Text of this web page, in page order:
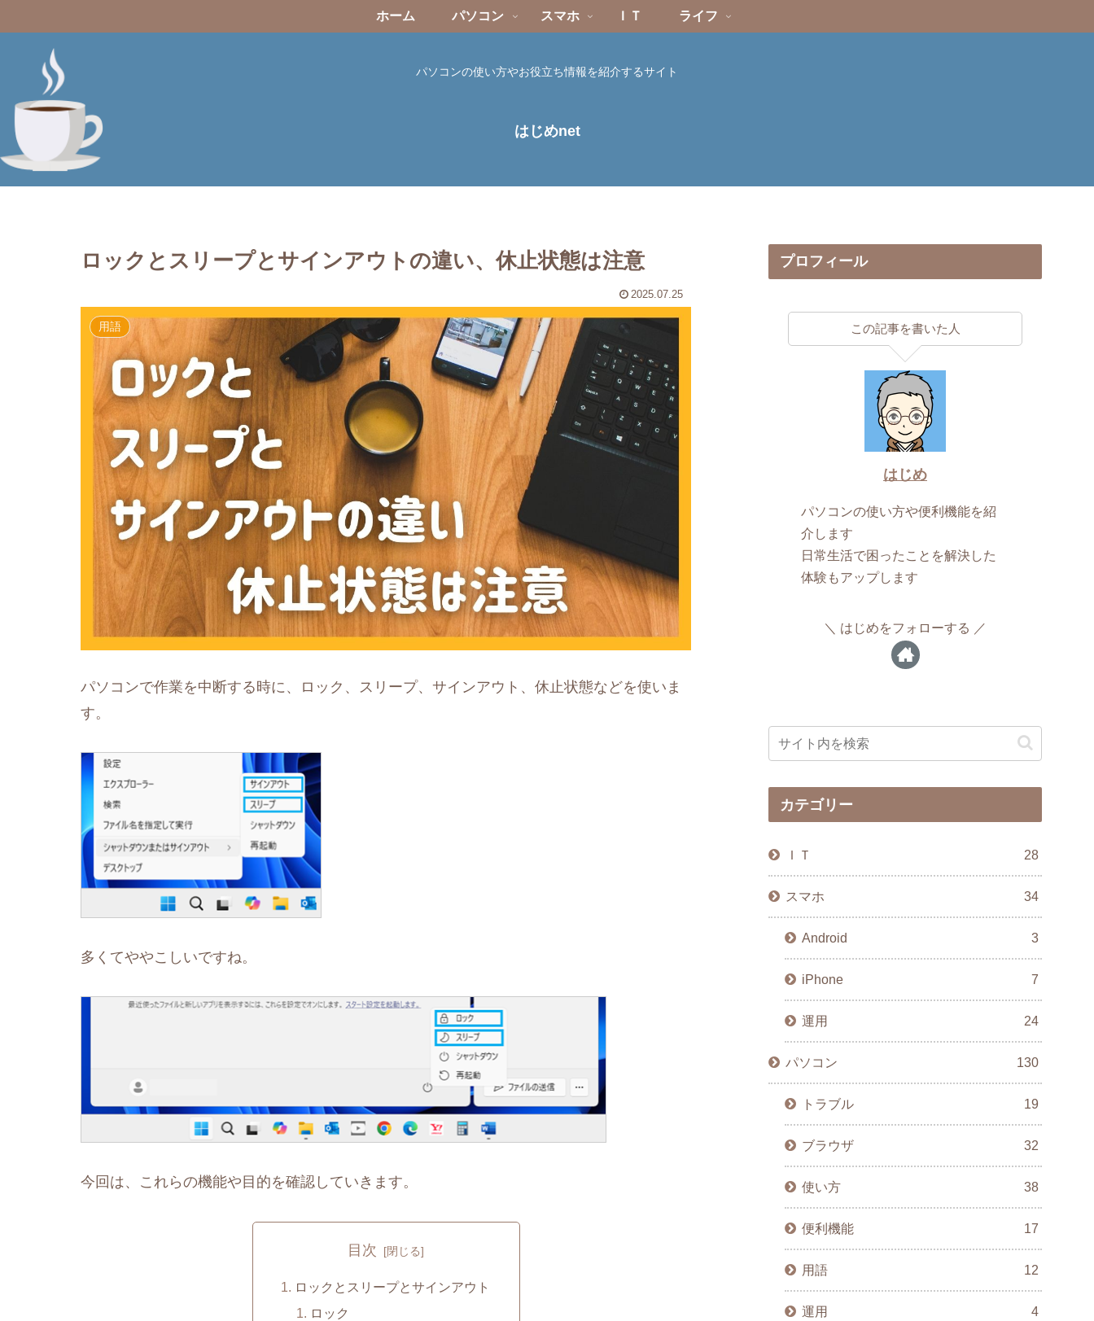
パソコンの使い方やお役立ち情報を紹介するサイト
はじめnet
ホーム パソコン スマホ ＩＴ ライフ
ロックとスリープとサインアウトの違い、休止状態は注意
2025.07.25
用語
パソコンで作業を中断する時に、ロック、スリープ、サインアウト、休止状態などを使いま
す。
多くてややこしいですね。
今回は、これらの機能や目的を確認していきます。
目次
ロックとスリープとサインアウト
ロック
プロフィール
この記事を書いた人
はじめ
パソコンの使い方や便利機能を紹
介します
日常生活で困ったことを解決した
体験もアップします
はじめをフォローする
カテゴリー
ＩＴ 28
スマホ 34
Android 3
iPhone 7
運用 24
パソコン 130
トラブル 19
ブラウザ 32
使い方 38
便利機能 17
用語 12
運用 4